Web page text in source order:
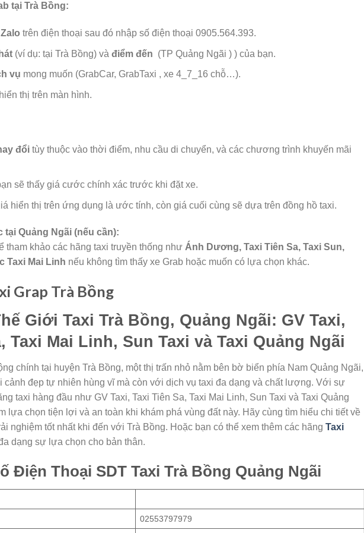
tại Trà Bồng:
trên điện thoại sau đó nhập số điện thoại 0905.564.393.
(ví dụ: tại Trà Bồng) và điểm đến (TP Quảng Ngãi ) ) của bạn.
vụ mong muốn (GrabCar, GrabTaxi , xe 4_7_16 chỗ…).
hiển thị trên màn hình.
đổitùy thuộc vào thời điểm, nhu cầu di chuyển, và các chương trình khuyến mãi
sẽ thấy giá cước chính xác trước khi đặt xe.
hiển thị trên ứng dụng là ước tính, còn giá cuối cùng sẽ dựa trên đồng hồ taxi.
tại Quảng Ngãi (nếu cần):
tham khảo các hãng taxi truyền thống như Ánh Dương, Taxi Tiên Sa, Taxi Sun,
Taxi Mai Linh nếu không tìm thấy xe Grab hoặc muốn có lựa chọn khác.
Grap Trà Bồng
Giới Taxi Trà Bồng, Quảng Ngãi: GV Taxi,
Taxi Mai Linh, Sun Taxi và Taxi Quảng Ngãi
chính tại huyện Trà Bồng, một thị trấn nhỏ nằm bên bờ biển phía Nam Quảng Ngãi,
cảnh đẹp tự nhiên hùng vĩ mà còn với dịch vụ taxi đa dạng và chất lượng. Với sự
taxi hàng đầu như GV Taxi, Taxi Tiên Sa, Taxi Mai Linh, Sun Taxi và Taxi Quảng
lựa chọn tiện lợi và an toàn khi khám phá vùng đất này. Hãy cùng tìm hiểu chi tiết về
nghiệm tốt nhất khi đến với Trà Bồng. Hoặc bạn có thể xem thêm các hãng Taxi
dạng sự lựa chọn cho bản thân.
Điện Thoại SDT Taxi Trà Bồng Quảng Ngãi
02553797979